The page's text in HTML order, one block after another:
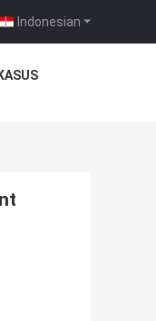
Indonesian
|
KASUS